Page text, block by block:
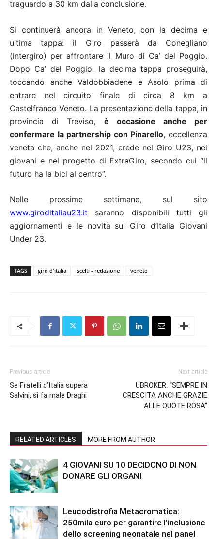
traguardo a 30 km dalla conclusione.
Si continuerà ancora in Veneto, con la decima e
ultima tappa: il Giro passerà da Conegliano
(intergiro) per affrontare il Muro di Ca’ del Poggio.
Dopo Ca’ del Poggio, la decima tappa proseguirà,
toccando anche Valdobbiadene e Asolo prima di
entrare nel circuito finale di circa 8 km a
Castelfranco Veneto. La presentazione della tappa, in
provincia di Treviso, è occasione anche per
confermare la partnership con Pinarello, eccellenza
veneta che, anche nel 2021, crede nel Giro U23, nei
giovani e nel progetto di ExtraGiro, secondo cui “il
futuro ha la bici al centro”.
Nelle prossime settimane, sul sito
www.giroditaliau23.it saranno disponibili tutti gli
aggiornamenti e le novità sul Giro d’Italia Giovani
Under 23.
TAGS giro d'italia scelti - redazione veneto
Previous article
Se Fratelli d’Italia supera
Salvini, si fa male Draghi
Next article
UBROKER: “SEMPRE IN
CRESCITA ANCHE GRAZIE
ALLE QUOTE ROSA”
RELATED ARTICLES MORE FROM AUTHOR
4 GIOVANI SU 10 DECIDONO DI NON
DONARE GLI ORGANI
Leucodistrofia Metacromatica:
250mila euro per garantire l’inclusione
dello screening neonatale nel panel